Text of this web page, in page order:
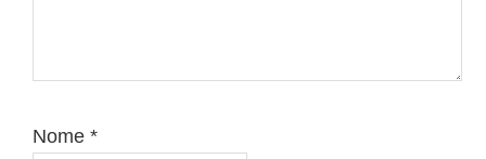
Nome *